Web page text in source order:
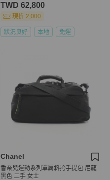
TWD 62,800
現折 2,000
狀況良好 本地 免運
Chanel
香奈兒運動系列單肩斜挎手提包 尼龍
黑色 二手 女士